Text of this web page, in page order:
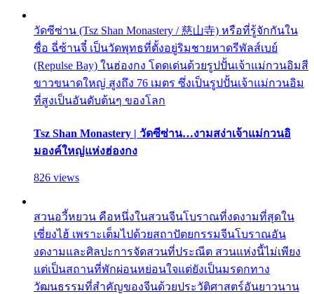
วัดซีซ่าน (Tsz Shan Monastery / 慈山寺) หรือที่รู้จักกันใน
ชื่อ ฉี่ซ้านจี๋ เป็นวัดพุทธที่ตั้งอยู่ริมชายหาดรีพัลส์เบย์
(Repulse Bay) ในฮ่องกง โดดเด่นด้วยรูปปั้นเจ้าแม่กวนอิมสี
ขาวขนาดใหญ่ สูงถึง 76 เมตร ซึ่งเป็นรูปปั้นเจ้าแม่กวนอิม
ที่สูงเป็นอันดับต้นๆ ของโลก
Tsz Shan Monastery | วัดซีซ่าน…งามสง่าเจ้าแม่กวนอิ
มองค์ใหญ่แห่งฮ่องกง
826 views
สวนอวี้หยวน คือหนึ่งในสวนจีนโบราณที่งดงามที่สุดใน
เซี่ยงไฮ้ เพราะเต็มไปด้วยสถาปัตยกรรมจีนโบราณอัน
งดงามและศิลปะการจัดสวนที่ประณีต สวนแห่งนี้ไม่เพียง
แต่เป็นสถานที่พักผ่อนหย่อนใจแต่ยังเป็นมรดกทาง
วัฒนธรรมที่สำคัญของจีนด้วยประวัติศาสตร์อันยาวนาน